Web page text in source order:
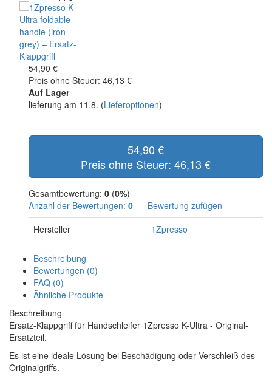
54,90 €
Preis ohne Steuer: 46,13 €
Auf Lager
lieferung am 11.8. (Lieferoptionen)
54,90 €
Preis ohne Steuer: 46,13 €
Gesamtbewertung: 0 (0%)
Anzahl der Bewertungen: 0
Bewertung zufügen
Hersteller
1Zpresso
Beschreibung
Bewertungen (0)
FAQ (0)
Ähnliche Produkte
Beschreibung
Ersatz-Klappgriff für Handschleifer 1Zpresso K-Ultra - Original-
Ersatzteil.
Es ist eine ideale Lösung bei Beschädigung oder Verschleiß des
Originalgriffs.